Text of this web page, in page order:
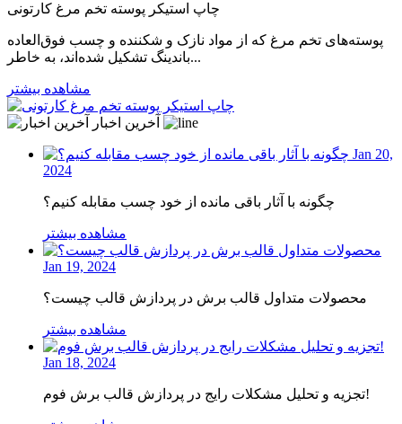
چاپ استیکر پوسته تخم مرغ کارتونی
پوسته‌های تخم مرغ که از مواد نازک و شکننده و چسب فوق‌العاده
باندینگ تشکیل شده‌اند، به خاطر...
مشاهده بیشتر
Jan 20,
2024
چگونه با آثار باقی مانده از خود چسب مقابله کنیم؟
مشاهده بیشتر
Jan 19, 2024
محصولات متداول قالب برش در پردازش قالب چیست؟
مشاهده بیشتر
Jan 18, 2024
تجزیه و تحلیل مشکلات رایج در پردازش قالب برش فوم!